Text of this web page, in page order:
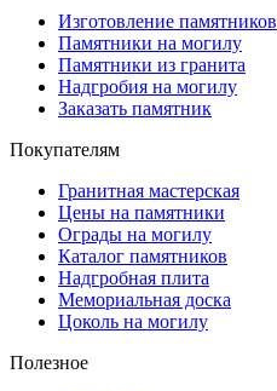
Изготовление памятников
Памятники на могилу
Памятники из гранита
Надгробия на могилу
Заказать памятник
Покупателям
Гранитная мастерская
Цены на памятники
Ограды на могилу
Каталог памятников
Надгробная плита
Мемориальная доска
Цоколь на могилу
Полезное